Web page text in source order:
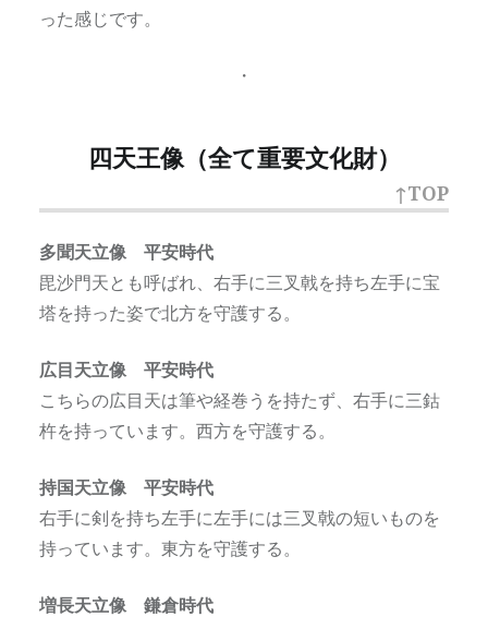
った感じです。
・
四天王像（全て重要文化財）
↑TOP
多聞天立像 平安時代
毘沙門天とも呼ばれ、右手に三叉戟を持ち左手に宝
塔を持った姿で北方を守護する。
広目天立像 平安時代
こちらの広目天は筆や経巻うを持たず、右手に三鈷
杵を持っています。西方を守護する。
持国天立像 平安時代
右手に剣を持ち左手に左手には三叉戟の短いものを
持っています。東方を守護する。
増長天立像 鎌倉時代